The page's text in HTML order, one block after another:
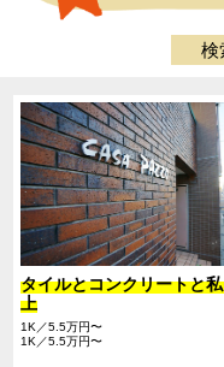
検
タイルとコンクリートと
上
1K／5.5万円〜
1K／5.5万円〜